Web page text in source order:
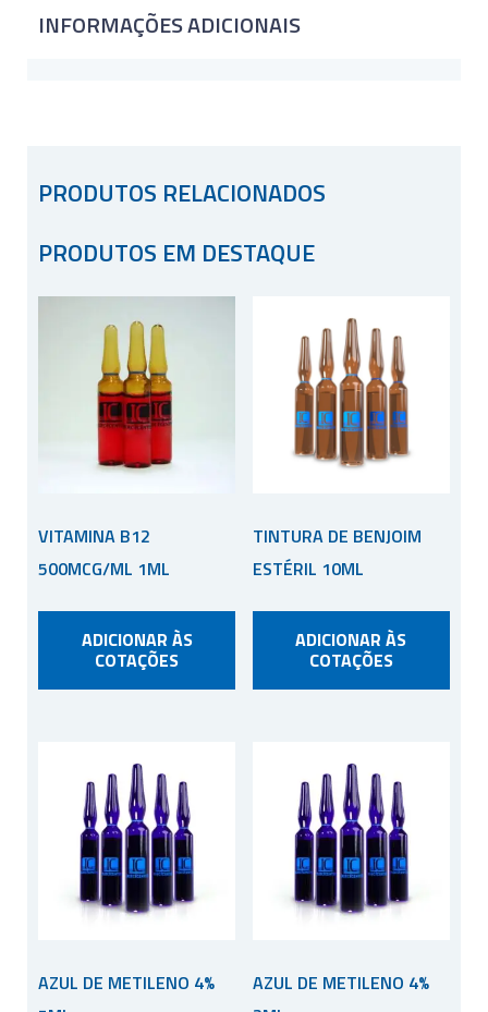
INFORMAÇÕES ADICIONAIS
PRODUTOS RELACIONADOS
PRODUTOS EM DESTAQUE
VITAMINA B12
500MCG/ML 1ML
ADICIONAR ÀS
COTAÇÕES
TINTURA DE BENJOIM
ESTÉRIL 10ML
ADICIONAR ÀS
COTAÇÕES
AZUL DE METILENO 4%
AZUL DE METILENO 4%